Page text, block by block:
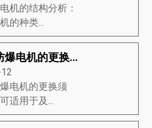
机的结构分析：
的种类...
茵梦达防爆电机的更换须知
电机的更换须
适用于及...